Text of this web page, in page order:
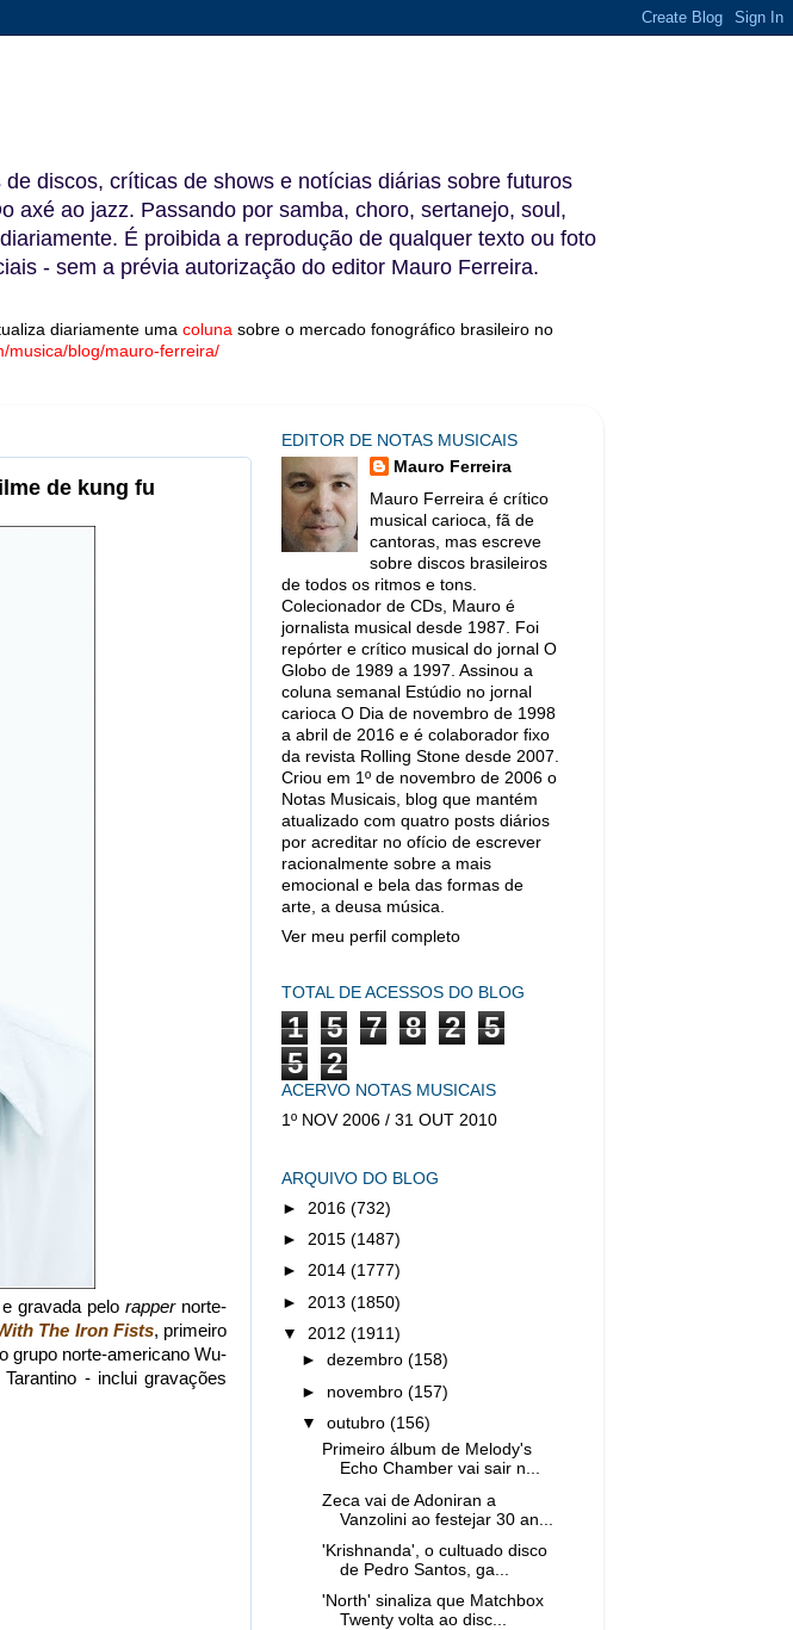
discos, críticas de shows e notícias diárias sobre futuros
axé ao jazz. Passando por samba, choro, sertanejo, soul,
É proibida a reprodução de qualquer texto ou foto
- sem a prévia autorização do editor Mauro Ferreira.
diariamente uma coluna sobre o mercado fonográfico brasileiro no
musica/blog/mauro-ferreira/
de kung fu
gravada pelo rappernorte-
The Iron Fists, primeiro
grupo norte-americano Wu-
- inclui gravações
EDITOR DE NOTAS MUSICAIS
Mauro Ferreira
Mauro Ferreira é crítico
musical carioca, fã de
cantoras, mas escreve
sobre discos brasileiros
de todos os ritmos e tons.
Colecionador de CDs, Mauro é
jornalista musical desde 1987. Foi
repórter e crítico musical do jornal O
Globo de 1989 a 1997. Assinou a
coluna semanal Estúdio no jornal
carioca O Dia de novembro de 1998
a abril de 2016 e é colaborador fixo
da revista Rolling Stone desde 2007.
Criou em 1º de novembro de 2006 o
Notas Musicais, blog que mantém
atualizado com quatro posts diários
por acreditar no ofício de escrever
racionalmente sobre a mais
emocional e bela das formas de
arte, a deusa música.
Ver meu perfil completo
TOTAL DE ACESSOS DO BLOG
1 5 7 8 2
5
5
2
ACERVO NOTAS MUSICAIS
1º NOV 2006 / 31 OUT 2010
ARQUIVO DO BLOG
► 2016 (732)
► 2015 (1487)
► 2014 (1777)
► 2013 (1850)
▼ 2012 (1911)
►dezembro(158)
► novembro(157)
▼outubro(156)
Primeiro álbum de Melody's
Echo Chamber vai sair n...
Zeca vai de Adoniran a
Vanzolini ao festejar 30 an...
'Krishnanda', o cultuado disco
de Pedro Santos, ga...
'North' sinaliza que Matchbox
Twenty volta ao disc...